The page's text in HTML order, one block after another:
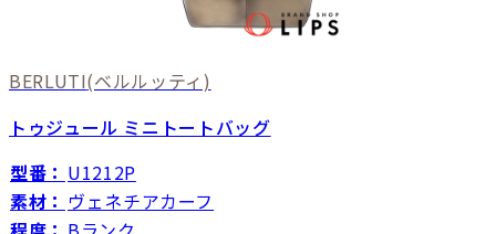
BERLUTI(ベルルッティ)
トゥジュール ミニトートバッグ
型番： U1212P
素材： ヴェネチアカーフ